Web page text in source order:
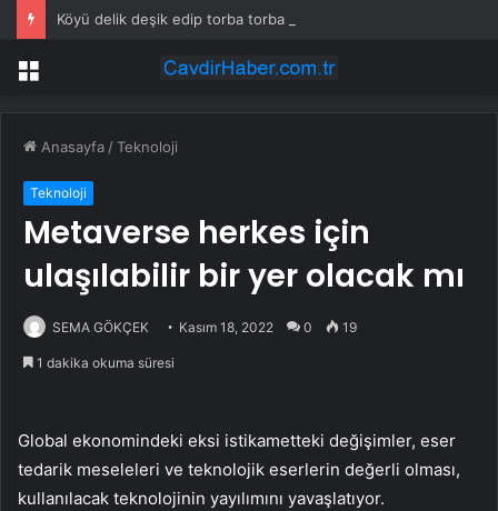
Köyü delik deşik edip torba torba altın buldular
Menü
Anasayfa /Teknoloji
Teknoloji
Metaverse herkes için
ulaşılabilir bir yer olacak mı
SEMA GÖKÇEK Kasım 18, 2022 0 19
1 dakika okuma süresi
Global ekonomindeki eksi istikametteki değişimler, eser
tedarik meseleleri ve teknolojik eserlerin değerli olması,
kullanılacak teknolojinin yayılımını yavaşlatıyor.